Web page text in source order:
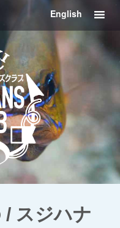
English
/ スジハナ